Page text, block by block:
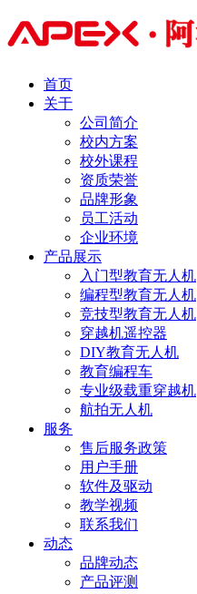
首页
关于
公司简介
校内方案
校外课程
资质荣誉
品牌形象
员工活动
企业环境
产品展示
入门型教育无人机
编程型教育无人机
竞技型教育无人机
穿越机遥控器
DIY教育无人机
教育编程车
专业级载重穿越机
航拍无人机
服务
售后服务政策
用户手册
软件及驱动
教学视频
联系我们
动态
品牌动态
产品评测